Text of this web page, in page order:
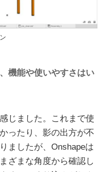
機能や使いやすさはい
じました。これまで使
ったり、影の出方が不
ましたが、Onshapeは
ざまな角度から確認し